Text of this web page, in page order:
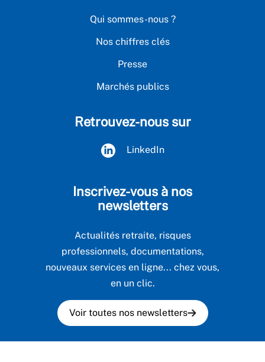
Qui sommes-nous ?
Nos chiffres clés
Presse
Marchés publics
Retrouvez-nous sur
LinkedIn
Inscrivez-vous à nos
newsletters
Actualités retraite, risques
professionnels, documentations,
nouveaux services en ligne... chez vous,
en un clic.
Voir toutes nos newsletters